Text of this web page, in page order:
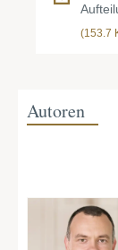
(153.7
Autoren